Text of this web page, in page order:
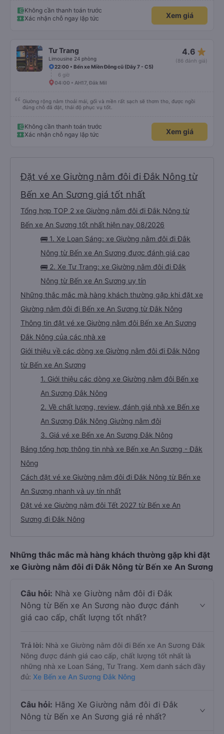
Không cần thanh toán trước
Xác nhận chỗ ngay lập tức
Xem giá
Tư Trang
Limousine 24 phòng
4.6 star_rate
(86 đánh giá)
22:00 • Bến xe Miền Đông cũ (Dãy 7 - C5)
6 giờ
04:00 • AH17, Đắk Mil
Giường rộng nằm thoải mái, gối và mền rất sạch sẽ thơm tho, được ngồi
đúng chỗ đã đặt, thái độ phục vụ tốt.
Không cần thanh toán trước
Xác nhận chỗ ngay lập tức
Xem giá
Đặt vé xe Giường nằm đôi đi Đắk Nông từ
Bến xe An Sương giá tốt nhất
Tổng hợp TOP 2 xe Giường nằm đôi đi Đắk Nông từ
Bến xe An Sương tốt nhất hiện nay 08/2026
🚌 1. Xe Loan Sáng: xe Giường nằm đôi đi Đắk
Nông từ Bến xe An Sương được đánh giá cao
🚌 2. Xe Tư Trang: xe Giường nằm đôi đi Đắk
Nông từ Bến xe An Sương uy tín
Những thắc mắc mà hàng khách thường gặp khi đặt xe
Giường nằm đôi đi Bến xe An Sương từ Đắk Nông
Thông tin đặt vé xe Giường nằm đôi Bến xe An Sương
Đắk Nông của các nhà xe
Giới thiệu về các dòng xe Giường nằm đôi đi Đắk Nông
từ Bến xe An Sương
1. Giới thiệu các dòng xe Giường nằm đôi Bến xe
An Sương Đắk Nông
2. Về chất lượng, review, đánh giá nhà xe Bến xe
An Sương Đắk Nông Giường nằm đôi
3. Giá vé xe Bến xe An Sương Đắk Nông
Bảng tổng hợp thông tin nhà xe Bến xe An Sương - Đắk
Nông
Cách đặt vé xe Giường nằm đôi đi Đắk Nông từ Bến xe
An Sương nhanh và uy tín nhất
Đặt vé xe Giường nằm đôi Tết 2027 từ Bến xe An
Sương đi Đắk Nông
Những thắc mắc mà hàng khách thường gặp khi đặt
xe Giường nằm đôi đi Đắk Nông từ Bến xe An Sương
Câu hỏi: Nhà xe Giường nằm đôi đi Đắk
Nông từ Bến xe An Sương nào được đánh
giá cao cấp, chất lượng tốt nhất?
Trả lời: Nhà xe Giường nằm đôi đi Bến xe An Sương Đắk
Nông được đánh giá cao cấp, chất lượng tốt nhất là
những nhà xe Loan Sáng, Tư Trang. Xem danh sách đầy
đủ: Xe Bến xe An Sương Đắk Nông
Câu hỏi: Hãng Xe Giường nằm đôi đi Đắk
Nông từ Bến xe An Sương giá rẻ nhất?